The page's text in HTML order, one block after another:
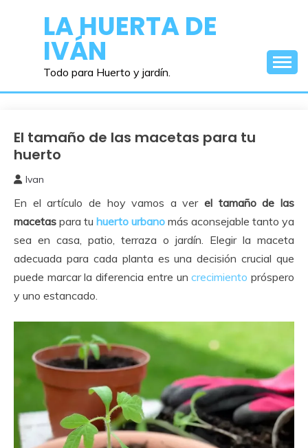
contenidoLA HUERTA DE
IVÁN
Todo para Huerto y jardín.
Huerto
Urbano
El tamaño de las macetas para tu
huerto
junio,
2024
Ivan
En el artículo de hoy vamos a verel tamaño de las
macetas para tu huerto urbano más aconsejable tanto ya
sea en casa, patio, terraza o jardín. Elegir la maceta
adecuada para cada planta es una decisión crucial que
puede marcar la diferencia entre uncrecimiento próspero
y uno estancado.